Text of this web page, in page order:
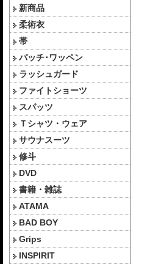
新商品
柔術衣
帯
パッチ･ワッペン
ラッシュガード
ファイトショーツ
スパッツ
Ｔシャツ・ウェア
サウナスーツ
修斗
DVD
書籍・雑誌
ATAMA
BAD BOY
Grips
INSPIRIT